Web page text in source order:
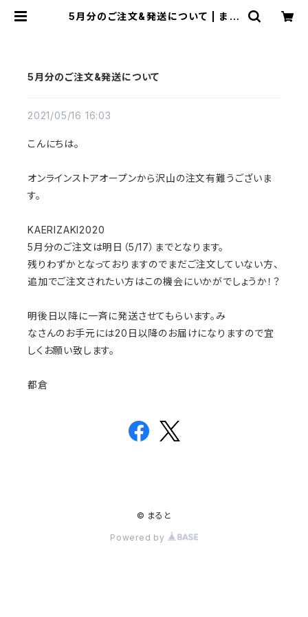
5月分のご注文&発送について | まる
5月分のご注文&発送について
2021/05/16 16:03
こんにちは。
オンラインストアオープンから沢山の注文有難うございま
す。
KAERIZAKI2020
5月分のご注文は明日（5/17）までとなります。
残りわずかとなっておりますのでまだご注文していない方、
追加でご注文されたい方はこの機会にいかがでしょうか！？
明後日以降に一斉に発送させてもらいます。み
なさんのお手元には20日以降のお届けになりますので宜
しくお願い致します。
都倉
© まると
Powered by